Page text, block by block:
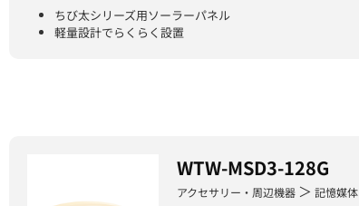
ちび太シリーズ用ソーラーパネル
軽量設計でらくらく設置
WTW-MSD3-128G
アクセサリー・周辺機器 ＞ 記憶媒体